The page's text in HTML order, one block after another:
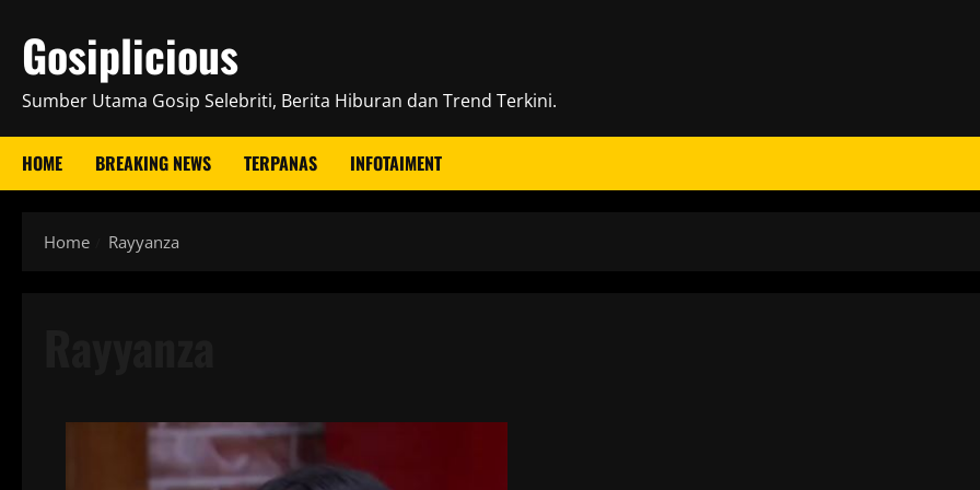
content
Gosiplicious
Sumber Utama Gosip Selebriti, Berita Hiburan dan Trend Terkini.
HOME BREAKING NEWS TERPANAS INFOTAIMENT
Home Rayyanza